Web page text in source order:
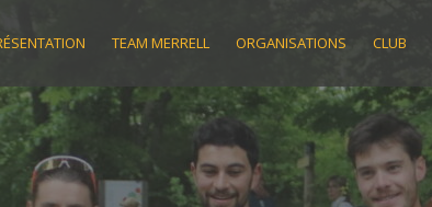
TEAM MERRELL ORGANISATIONS CLUB